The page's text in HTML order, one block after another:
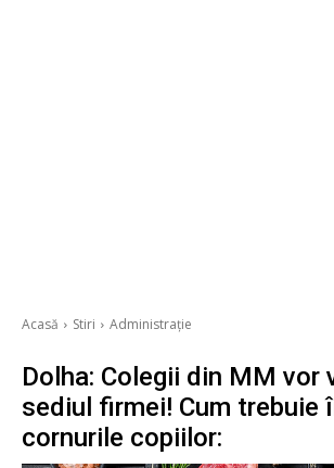
Acasă Stiri Administrație
Dolha: Colegii din MM vor
sediul firmei! Cum trebuie
cornurile copiilor: